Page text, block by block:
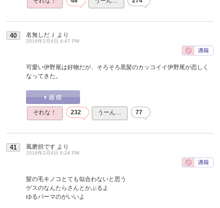
40 名無しだＪ より
2016年2月4日 4:47 PM
可愛い伊野尾は好物だが、そろそろ黒髪のカッコイイ伊野尾が恋しく
なってきた。
それな！ 232 うーん… 77
41 風磨担です より
2016年2月4日 6:24 PM
髪の毛キノコとても似合わないと思う
ゲスのなんたらさんとかぶるよ
ゆるパーマのがいいよ